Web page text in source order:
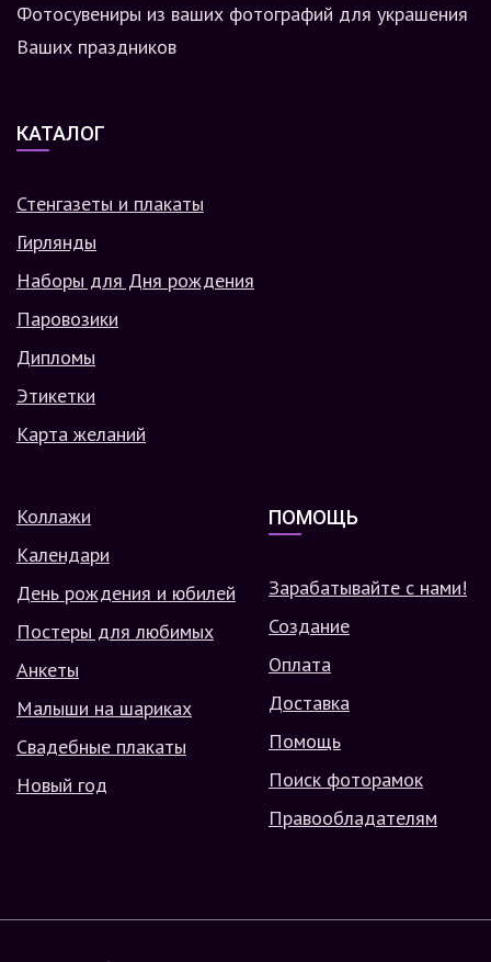
Фотосувениры из ваших фотографий для украшения
Ваших праздников
КАТАЛОГ
Стенгазеты и плакаты
Гирлянды
Наборы для Дня рождения
Паровозики
Дипломы
Этикетки
Карта желаний
Коллажи
Календари
День рождения и юбилей
Постеры для любимых
Анкеты
Малыши на шариках
Свадебные плакаты
Новый год
ПОМОЩЬ
Зарабатывайте с нами!
Создание
Оплата
Доставка
Помощь
Поиск фоторамок
Правообладателям